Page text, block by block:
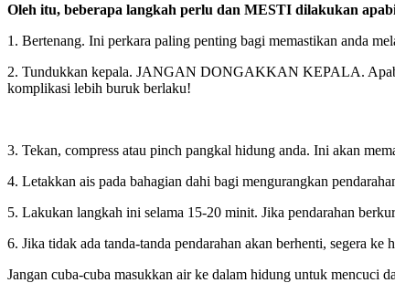
Oleh itu, beberapa langkah perlu dan MESTI dilakukan
1. Bertenang. Ini perkara paling penting bagi memastikan anda
2. Tundukkan kepala. JANGAN DONGAKKAN KEPALA.
komplikasi lebih buruk berlaku!
3. Tekan, compress atau pinch pangkal hidung anda. Ini akan
4. Letakkan ais pada bahagian dahi bagi mengurangkan
5. Lakukan langkah ini selama 15-20 minit. Jika pendarahan
6. Jika tidak ada tanda-tanda pendarahan akan berhenti, segera ke
Jangan cuba-cuba masukkan air ke dalam hidung untuk mencuci